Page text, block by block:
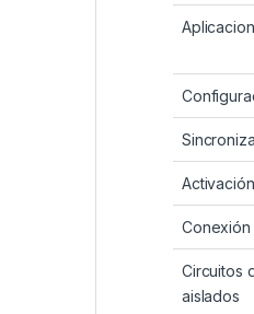
Conexión
Circuitos
aislados